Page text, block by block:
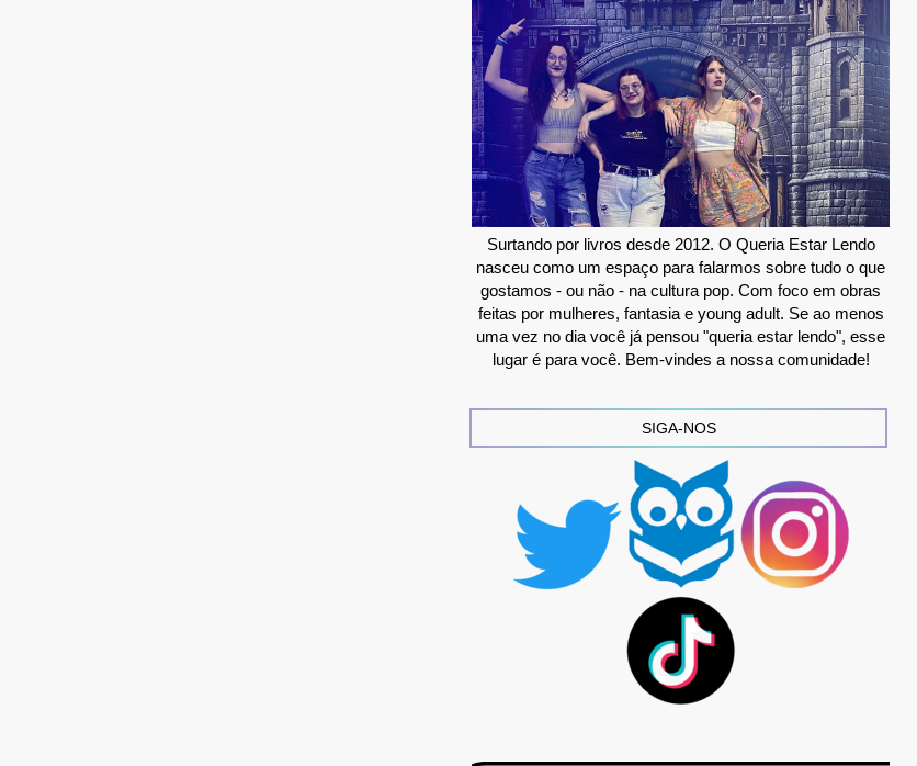
Surtando por livros desde 2012. O Queria Estar Lendo
nasceu como um espaço para falarmos sobre tudo o que
gostamos - ou não - na cultura pop. Com foco em obras
feitas por mulheres, fantasia e young adult. Se ao menos
uma vez no dia você já pensou "queria estar lendo", esse
lugar é para você. Bem-vindes a nossa comunidade!
SIGA-NOS